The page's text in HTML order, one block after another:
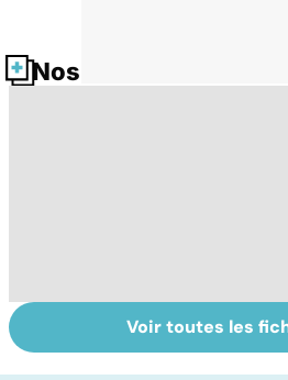
Nos fiches santé
Tout savoir sur
les infections
Voir toutes les